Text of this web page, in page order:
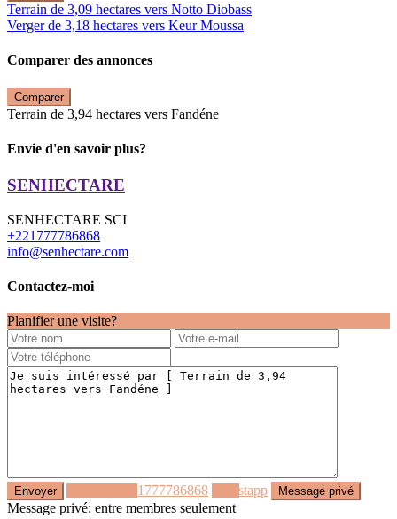
Terrain de 3,09 hectares vers Notto Diobass
Verger de 3,18 hectares vers Keur Moussa
Comparer des annonces
Comparer
Terrain de 3,94 hectares vers Fandéne
Envie d'en savoir plus?
SENHECTARE
SENHECTARE SCI
+221777786868
info@senhectare.com
Contactez-moi
Planifier une visite?
+221777786868
Whastapp
Message privé: entre membres seulement